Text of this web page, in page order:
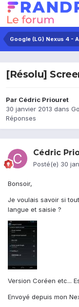
Google (LG) Nexus 4 -
[Résolu]
Par Cédric Priouret
30 janvier 2013 dans
Réponses
Cédric
Posté(e) 30
Bonsoir,
Je voulais savoir si
langue et saisie ?
Version Coréen etc...
Envoyé depuis mon